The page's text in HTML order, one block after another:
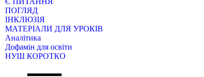
ПОГЛЯД
ІНКЛЮЗІЯ
МАТЕРІАЛИ ДЛЯ УРОКІВ
Аналітика
Дофамін для освіти
НУШ КОРОТКО